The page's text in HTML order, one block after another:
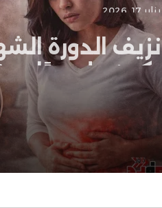
يناير 17, 2026
نزيف الدورة
يكون طبيعيًا
القلق